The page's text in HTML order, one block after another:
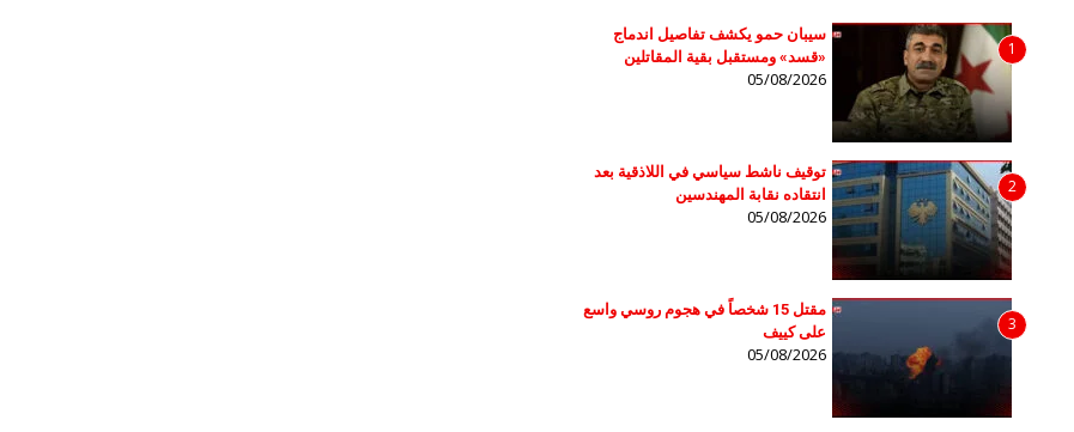
1
سيبان حمو يكشف تفاصيل اندماج
«قسد» ومستقبل بقية المقاتلين
05/08/2026
2
توقيف ناشط سياسي في اللاذقية بعد
انتقاده نقابة المهندسين
05/08/2026
3
مقتل 15 شخصاً في هجوم روسي واسع
على كييف
05/08/2026